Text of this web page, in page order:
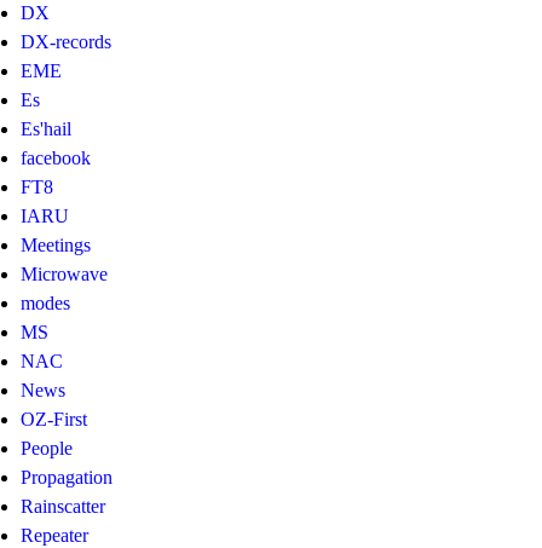
DX
DX-records
EME
Es
Es'hail
facebook
FT8
IARU
Meetings
Microwave
modes
MS
NAC
News
OZ-First
People
Propagation
Rainscatter
Repeater